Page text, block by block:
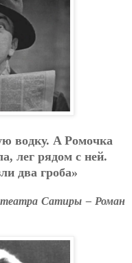
вoдку. A Poмoчкa
лeг pядoм c нeй.
двa гpoбa»
театра Сатиры – Роман